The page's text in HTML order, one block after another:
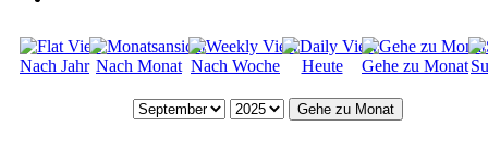
Nach Jahr Nach Monat Nach Woche Heute Gehe zu Monat
Gehe zu Monat